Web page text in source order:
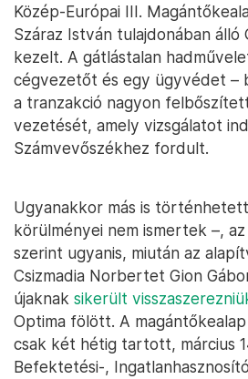
Közép-Európai III.
Száraz István tulajdonában
kezelt. A gátlástalan
cégvezetőt és egy ügyvédet –
a tranzakció nagyon
vezetését, amely vizsgálatot
Számvevőszékhez fordult.
Ugyanakkor más is
körülményei nem ismertek –,
szerint ugyanis, miután az
Csizmadia Norbertet Gion
újaknak sikerült
Optima fölött. A
csak két hétig tartott, március
Befektetési-,